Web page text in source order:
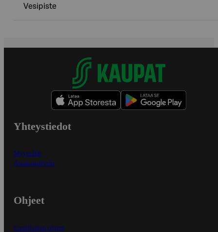
Vesipiste
Yhteystiedot
Myymälät
Asiakaspalvelu
Ohjeet
Ensitilaajan ohjeet